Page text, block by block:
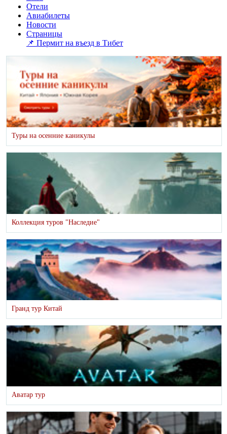
Отели
Авиабилеты
Новости
Страницы
📌 Пермит на въезд в Тибет
Туры на осенние каникулы
Коллекция туров "Наследие"
Гранд тур Китай
Аватар тур